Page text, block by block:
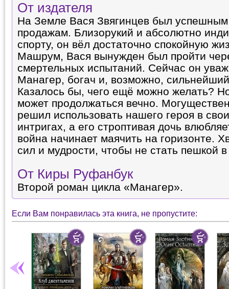
От издателя
На Земле Вася Звягинцев был
продажам. Близорукий и абсолютно
спорту, он вёл достаточно спокойную
Машрум, Вася вынужден был пройти
смертельных испытаний. Сейчас он
Манагер, богач и, возможно,
Казалось бы, чего ещё можно желать?
может продолжаться вечно.
решил использовать нашего героя в
интригах, а его строптивая дочь
война начинает маячить на горизонте.
сил и мудрости, чтобы не стать пешкой
От Киры Руфанбук
Второй роман цикла «Манагер».
Если Вам понравилась эта книга, не пропустите: